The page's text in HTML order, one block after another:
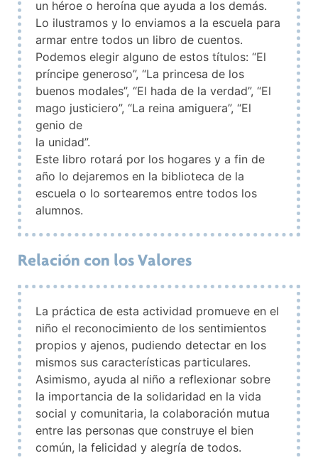
un héroe o heroína que ayuda a los demás.
Lo ilustramos y lo enviamos a la escuela para
armar entre todos un libro de cuentos.
Podemos elegir alguno de estos títulos: “El
príncipe generoso”, “La princesa de los
buenos modales”, “El hada de la verdad”, “El
mago justiciero”, “La reina amiguera”, “El
genio de
la unidad”.
Este libro rotará por los hogares y a fin de
año lo dejaremos en la biblioteca de la
escuela o lo sortearemos entre todos los
alumnos.
Relación con los Valores
La práctica de esta actividad promueve en el
niño el reconocimiento de los sentimientos
propios y ajenos, pudiendo detectar en los
mismos sus características particulares.
Asimismo, ayuda al niño a reflexionar sobre
la importancia de la solidaridad en la vida
social y comunitaria, la colaboración mutua
entre las personas que construye el bien
común, la felicidad y alegría de todos.